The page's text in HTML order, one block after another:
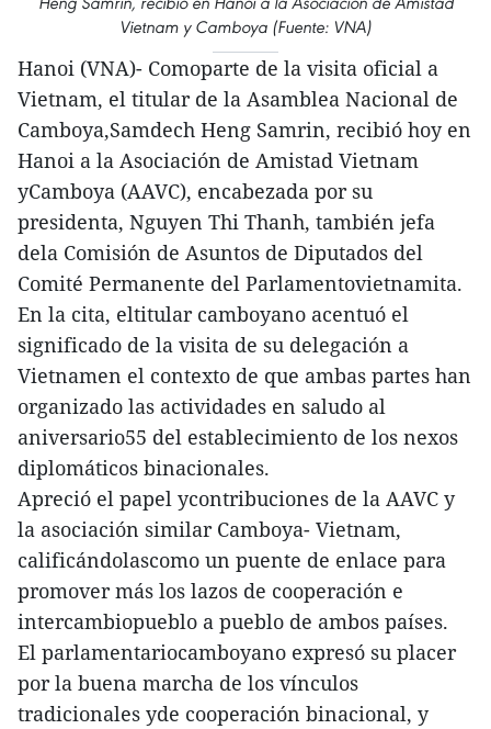
Vietnam y Camboya (Fuente: VNA)
Hanoi (VNA)- Comoparte de la visita oficial a
Vietnam, el titular de la Asamblea Nacional de
Camboya,Samdech Heng Samrin, recibió hoy en
Hanoi a la Asociación de Amistad Vietnam
yCamboya (AAVC), encabezada por su
presidenta, Nguyen Thi Thanh, también jefa
dela Comisión de Asuntos de Diputados del
Comité Permanente del Parlamentovietnamita.
En la cita, eltitular camboyano acentuó el
significado de la visita de su delegación a
Vietnamen el contexto de que ambas partes han
organizado las actividades en saludo al
aniversario55 del establecimiento de los nexos
diplomáticos binacionales.
Apreció el papel ycontribuciones de la AAVC y
la asociación similar Camboya- Vietnam,
calificándolascomo un puente de enlace para
promover más los lazos de cooperación e
intercambiopueblo a pueblo de ambos países.
El parlamentariocamboyano expresó su placer
por la buena marcha de los vínculos
tradicionales yde cooperación binacional, y